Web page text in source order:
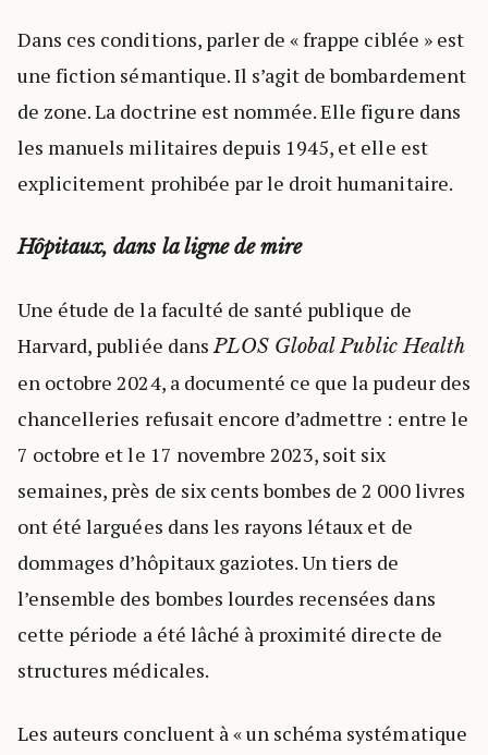
Dans ces conditions, parler de « frappe ciblée » est
une fiction sémantique. Il s’agit de bombardement
de zone. La doctrine est nommée. Elle figure dans
les manuels militaires depuis 1945, et elle est
explicitement prohibée par le droit humanitaire.
Hôpitaux, dans la ligne de mire
Une étude de la faculté de santé publique de
Harvard, publiée dansPLOS Global Public Health
en octobre 2024, a documenté ce que la pudeur des
chancelleries refusait encore d’admettre : entre le
7 octobre et le 17 novembre 2023, soit six
semaines, près de six cents bombes de 2 000 livres
ont été larguées dans les rayons létaux et de
dommages d’hôpitaux gaziotes. Un tiers de
l’ensemble des bombes lourdes recensées dans
cette période a été lâché à proximité directe de
structures médicales.
Les auteurs concluent à « un schéma systématique